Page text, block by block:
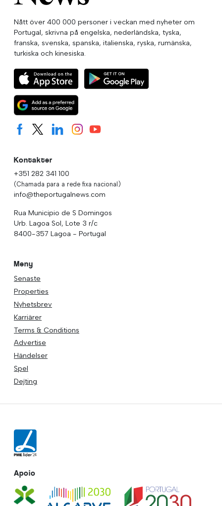
Nått över 400 000 personer i veckan med nyheter om
Portugal, skrivna på engelska, nederländska, tyska,
franska, svenska, spanska, italienska, ryska, rumänska,
turkiska och kinesiska.
Kontakter
+351 282 341 100
(Chamada para a rede fixa nacional)
info@theportugalnews.com
Rua Municipio de S Domingos
Urb. Lagoa Sol, Lote 3 r/c
8400-357 Lagoa - Portugal
Meny
Senaste
Properties
Nyhetsbrev
Karriärer
Terms & Conditions
Advertise
Händelser
Spel
Dejting
Apoio